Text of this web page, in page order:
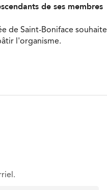
de ses membres
de Saint-Boniface souhaite
l'organisme.